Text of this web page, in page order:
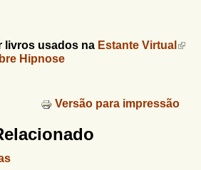
livros usados na Estante Virtual
Hipnose
Versão para impressão